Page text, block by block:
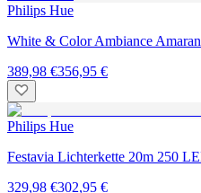
Philips Hue
White & Color Ambiance
389,98 €356,95 €
Philips Hue
Festavia Lichterkette 20m 250
329,98 €302,95 €